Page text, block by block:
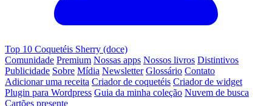
Top 10 Coquetéis Sherry (doce)
Comunidade Premium Nossas apps Nossos livros Distintivos
Publicidade Sobre Mídia Newsletter Glossário Contato
Adicionar uma receita Criador de coquetéis Criador de widget
Plugin para Wordpress Guia da minha coleção Nuvem de busca
Cartões presente